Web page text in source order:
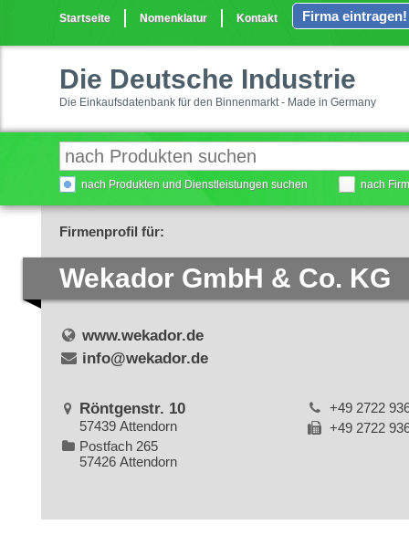
Startseite Nomenklatur Kontakt Firma eintragen!
Die Deutsche Industrie
Die Einkaufsdatenbank für den Binnenmarkt - Made in Germany
nach Produkten und Dienstleistungen suchen nach
Firmenprofil für:
Wekador GmbH & Co. KG
www.wekador.de
info@wekador.de
Röntgenstr. 10
57439 Attendorn
Postfach 265
57426 Attendorn
+49 2722
+49 2722